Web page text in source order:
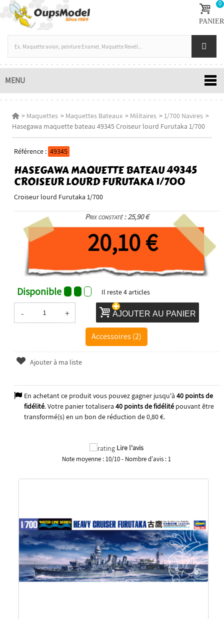
0
PANIER
MENU
> Maquettes > Maquettes Bateaux > Militaires >1/700 Navires >
Hasegawa maquette bateau 49345 Croiseur lourd Furutaka 1/700
Référence : 49345
HASEGAWA MAQUETTE BATEAU 49345
CROISEUR LOURD FURUTAKA 1/700
Croiseur lourd Furutaka 1/700
Prix constaté : 25,90 €
20,10 €
Disponible Il reste4articles
- + AJOUTER AU PANIER
Accessoires (2)
Ajouter à ma liste
En achetant ce produit vous pouvez gagner jusqu'à 40points de
fidélité. Votre panier totalisera 40points de fidélitépouvant être
transformé(s) en un bon de réduction de0,80 €.
Lire l'avis
Note moyenne :10/10- Nombre d'avis :1